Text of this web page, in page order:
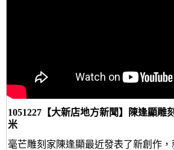
1051227【大新店地方新聞】陳逢顯雕
米
毫芒雕刻家陳逢顯最近發表了新創作